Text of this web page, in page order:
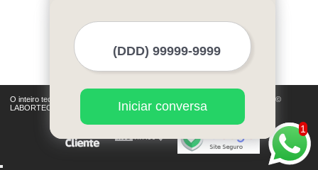
O inteiro teor deste site está sujeito à proteção de direitos autorais. Copyright©
LABORTEC (Lei 9610 de 19/02/1998)
1
Iniciar conversa